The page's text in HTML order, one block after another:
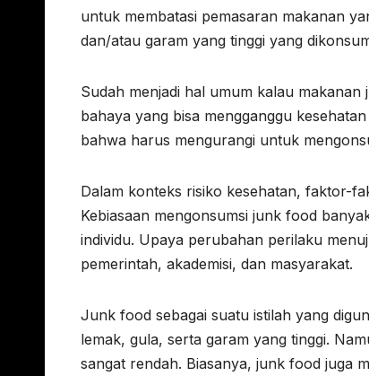
untuk membatasi pemasaran makanan
dan/atau garam yang tinggi yang
Sudah menjadi hal umum kalau
bahaya yang bisa mengganggu
bahwa harus mengurangi untuk
Dalam konteks risiko kesehatan, faktor-
Kebiasaan mengonsumsi junk food
individu. Upaya perubahan perilaku
pemerintah, akademisi, dan masyarakat.
Junk food sebagai suatu istilah yang
lemak, gula, serta garam yang tinggi.
sangat rendah. Biasanya, junk food juga